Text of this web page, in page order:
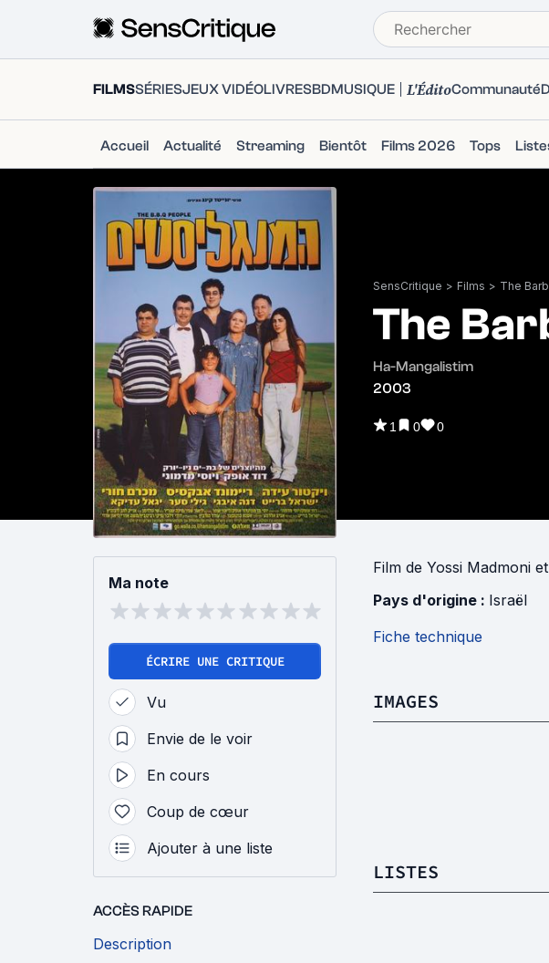
FILMSSÉRIESJEUX VIDÉOLIVRESBDMUSIQUE L'ÉditoCommunauté
Accueil Actualité Streaming Bientôt Films 2026 Tops
SensCritique > Films > The
The
Ha-Mangalistim
2003
1 0 0
Ma note
ÉCRIRE UNE CRITIQUE
Vu
Envie de le voir
En cours
Coup de cœur
Ajouter à une liste
ACCÈS RAPIDE
Description
Film de Yossi Madmoni et
Pays d'origine : Israël
Fiche technique
IMAGES
LISTES